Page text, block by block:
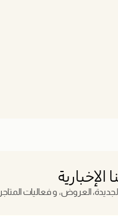
العروض، و فعاليات المتاجر.